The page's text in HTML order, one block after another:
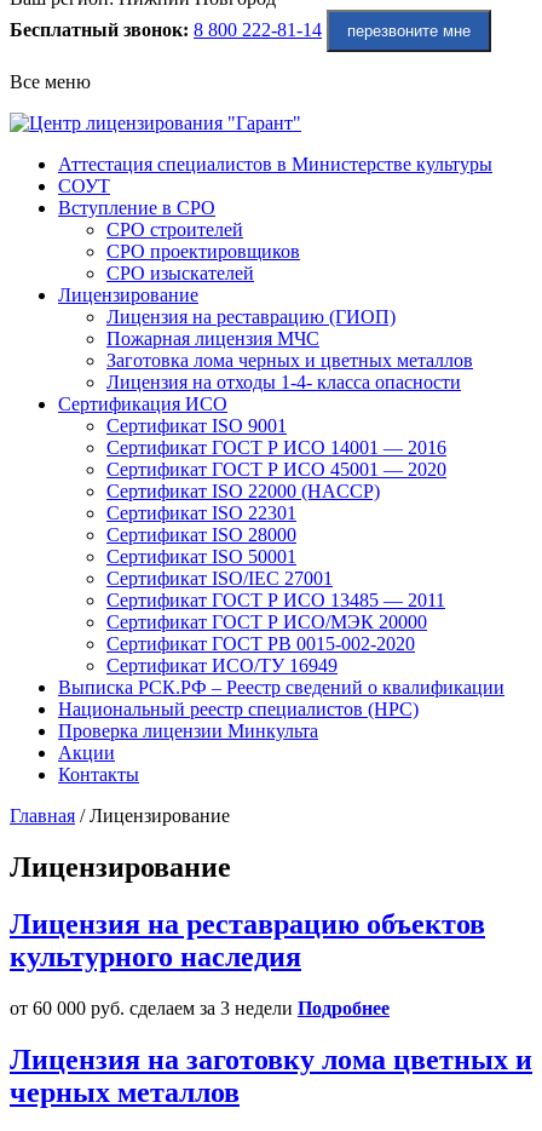
Бесплатный звонок: 8 800 222-81-14 перезвоните мне
Все меню
Аттестация специалистов в Министерстве культуры
СОУТ
Вступление в СРО
СРО строителей
СРО проектировщиков
СРО изыскателей
Лицензирование
Лицензия на реставрацию (ГИОП)
Пожарная лицензия МЧС
Заготовка лома черных и цветных металлов
Лицензия на отходы 1-4- класса опасности
Сертификация ИСО
Сертификат ISO 9001
Сертификат ГОСТ Р ИСО 14001 — 2016
Сертификат ГОСТ Р ИСО 45001 — 2020
Сертификат ISO 22000 (HACCP)
Сертификат ISO 22301
Сертификат ISO 28000
Сертификат ISO 50001
Сертификат ISO/IEC 27001
Сертификат ГОСТ Р ИСО 13485 — 2011
Сертификат ГОСТ Р ИСО/МЭК 20000
Сертификат ГОСТ РВ 0015-002-2020
Сертификат ИСО/ТУ 16949
Выписка РСК.РФ – Реестр сведений о квалификации
Национальный реестр специалистов (НРС)
Проверка лицензии Минкульта
Акции
Контакты
Главная /Лицензирование
Лицензирование
Лицензия на реставрацию объектов
культурного наследия
от 60 000 руб. сделаем за 3 недели Подробнее
Лицензия на заготовку лома цветных и
черных металлов